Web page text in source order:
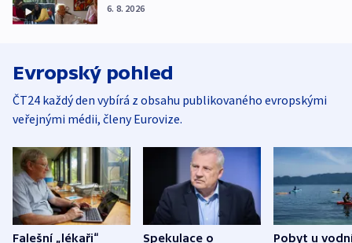
6. 8. 2026
Evropský pohled
ČT24 každý den vybírá z obsahu publikovaného evropskými
veřejnými médii, členy Eurovize.
Falešní „lékaři“
Spekulace o
Pobyt u